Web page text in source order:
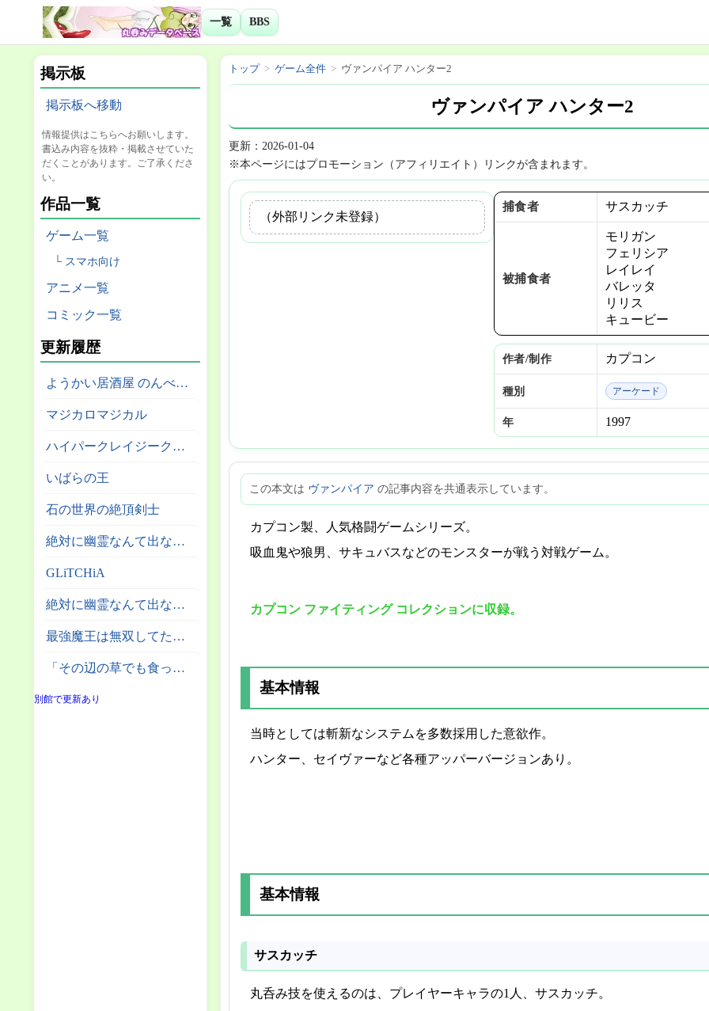
一覧 BBS
掲示板
掲示板へ移動
情報提供はこちらへお願いします。
書込み内容を抜粋・掲載させていた
だくことがあります。ご了承くださ
い。
作品一覧
ゲーム一覧
スマホ向け
アニメ一覧
コミック一覧
更新履歴
ようかい居酒屋 のんべれケ。
マジカロマジカル
ハイパークレイジークライマー
いばらの王
石の世界の絶頂剣士
絶対に幽霊なんて出ないサーカス団
GLiTCHiA
絶対に幽霊なんて出ない高層エレベーター
最強魔王は無双してたのに ～女体化解除のカギは人助けの旅でした～
「その辺の草でも食っとけ」と追放された無能スキル【植物食い】持ち転生者、エルフの里で幻の植物を食べて無双する
別館で更新あり
トップ ゲーム全件 ヴァンパイア ハンター2
ヴァンパイア ハンター2
更新：2026-01-04
※本ページにはプロモーション（アフィリエイト）リンクが含まれます。
（外部リンク未登録）
捕食者 サスカッチ
被捕食者
モリガン
フェリシア
レイレイ
バレッタ
リリス
キュービー
作者/制作 カプコン
種別 アーケード
年 1997
この本文は ヴァンパイア の記事内容を共通表示しています。
カプコン製、人気格闘ゲームシリーズ。
吸血鬼や狼男、サキュバスなどのモンスターが戦う対戦ゲーム。
カプコン ファイティング コレクションに収録。
基本情報
当時としては斬新なシステムを多数採用した意欲作。
ハンター、セイヴァーなど各種アッパーバージョンあり。
基本情報
サスカッチ
丸呑み技を使えるのは、プレイヤーキャラの1人、サスカッチ。